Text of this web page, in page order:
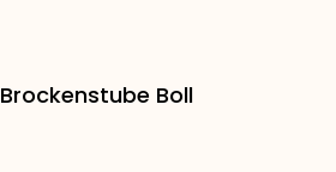
Brockenstube Boll